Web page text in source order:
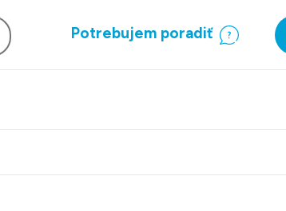
Potrebujem poradiť